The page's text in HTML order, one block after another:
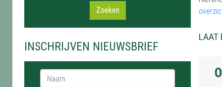
Zoeken
INSCHRIJVEN NIEUWSBRIEF
Naam *
LAAT